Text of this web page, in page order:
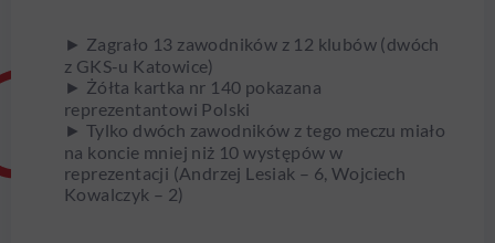
► Zagrało 13 zawodników z 12 klubów (dwóch
z GKS-u Katowice)
► Żółta kartka nr 140 pokazana
reprezentantowi Polski
► Tylko dwóch zawodników z tego meczu miało
na koncie mniej niż 10 występów w
reprezentacji (Andrzej Lesiak – 6, Wojciech
Kowalczyk – 2)